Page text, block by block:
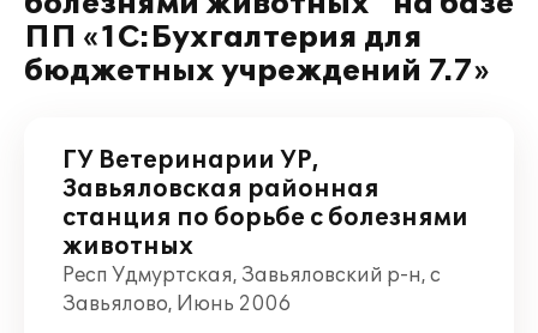
ПП «1С:Бухгалтерия для
бюджетных учреждений 7.7»
ГУ Ветеринарии УР,
Завьяловская районная
станция по борьбе с болезнями
животных
Респ Удмуртская, Завьяловский р-н, с
Завьялово, Июнь 2006